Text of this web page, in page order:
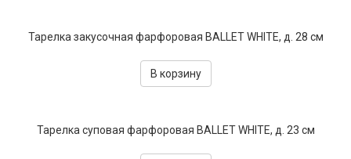
Тарелка закусочная фарфоровая BALLET WHITE, д. 28 см
В корзину
Тарелка суповая фарфоровая BALLET WHITE, д. 23 см